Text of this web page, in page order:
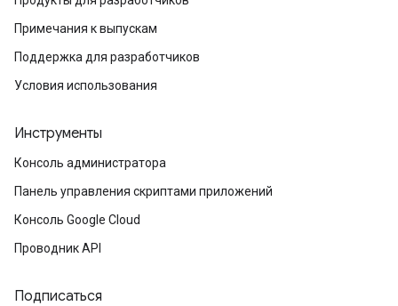
Примечания к выпускам
Поддержка для разработчиков
Условия использования
Инструменты
Консоль администратора
Панель управления скриптами приложений
Консоль Google Cloud
Проводник API
Подписаться